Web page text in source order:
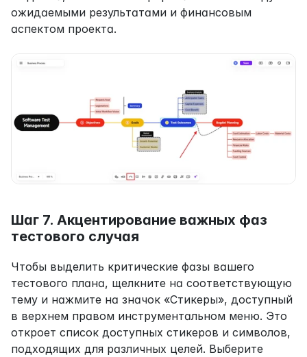
ожидаемыми результатами и финансовым
аспектом проекта.
Шаг 7. Акцентирование важных фаз
тестового случая
Чтобы выделить критические фазы вашего
тестового плана, щелкните на соответствующую
тему и нажмите на значок «Стикеры», доступный
в верхнем правом инструментальном меню. Это
откроет список доступных стикеров и символов,
подходящих для различных целей. Выберите